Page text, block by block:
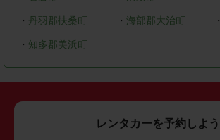
・ 丹羽郡扶桑町 ・ 海部郡大治町 ・
・ 知多郡美浜町
レンタカーを予約しよう